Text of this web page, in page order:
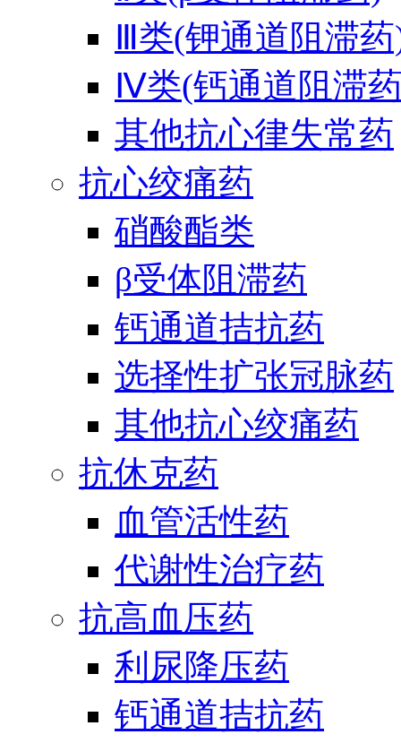
Ⅲ类(钾通道阻滞
Ⅳ类(钙通道阻滞
其他抗心律失常药
抗心绞痛药
硝酸酯类
β受体阻滞药
钙通道拮抗药
选择性扩张冠脉药
其他抗心绞痛药
抗休克药
血管活性药
代谢性治疗药
抗高血压药
利尿降压药
钙通道拮抗药